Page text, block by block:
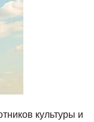
культуры и